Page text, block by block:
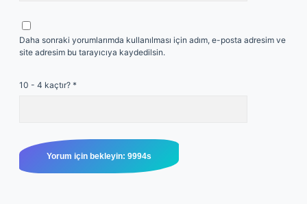
Daha sonraki yorumlarımda kullanılması için adım, e-posta adresim ve
site adresim bu tarayıcıya kaydedilsin.
10 - 4 kaçtır? *